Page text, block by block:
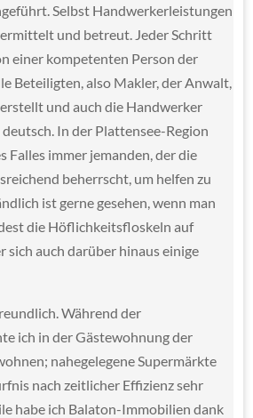
Selbst Handwerkerleistungen
und betreut. Jeder Schritt
einer kompetenten Person der
Beteiligten, also Makler, der Anwalt,
und auch die Handwerker
In der Plattensee-Region
Falles immer jemanden, der die
beherrscht, um helfen zu
ist gerne gesehen, wenn man
die Höflichkeitsfloskeln auf
sich auch darüber hinaus einige
Während der
ich in der Gästewohnung der
nahegelegene Supermärkte
nach zeitlicher Effizienz sehr
habe ich Balaton-Immobilien dank